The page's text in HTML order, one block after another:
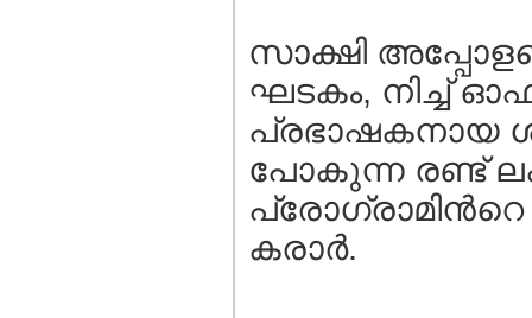
സാക്ഷി
ഘടകം, നിച്ച് ഓഫ്
പ്രഭാഷകനായ
പോകുന്ന രണ്ട്
കരാര്‍.